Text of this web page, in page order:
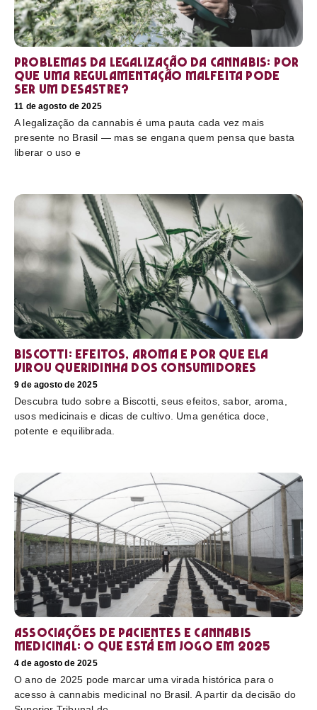
Problemas da legalização da cannabis: por
que uma regulamentação malfeita pode
ser um desastre?
11 de agosto de 2025
A legalização da cannabis é uma pauta cada vez mais
presente no Brasil — mas se engana quem pensa que basta
liberar o uso e
Biscotti: efeitos, aroma e por que ela
virou queridinha dos consumidores
9 de agosto de 2025
Descubra tudo sobre a Biscotti, seus efeitos, sabor, aroma,
usos medicinais e dicas de cultivo. Uma genética doce,
potente e equilibrada.
Associações de pacientes e cannabis
medicinal: o que está em jogo em 2025
4 de agosto de 2025
O ano de 2025 pode marcar uma virada histórica para o
acesso à cannabis medicinal no Brasil. A partir da decisão do